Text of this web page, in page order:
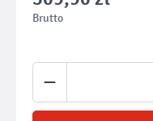
Brutto
Ilość produktu: